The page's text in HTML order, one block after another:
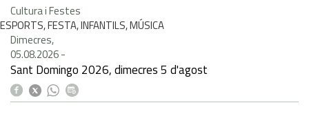
Cultura i Festes
ESPORTS, FESTA, INFANTILS, MÚSICA
Dimecres,
05.08.2026-
Sant Domingo 2026, dimecres 5 d'agost